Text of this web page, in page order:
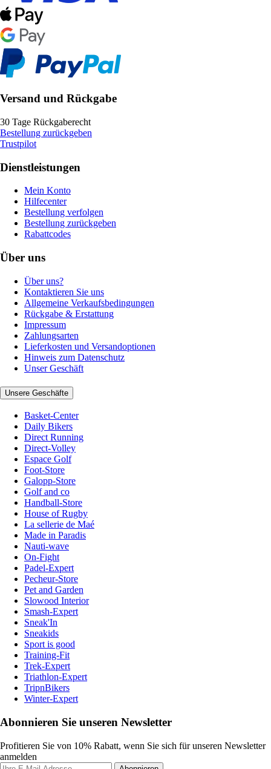
Versand und Rückgabe
30 Tage Rückgaberecht
Bestellung zurückgeben
Trustpilot
Dienstleistungen
Mein Konto
Hilfecenter
Bestellung verfolgen
Bestellung zurückgeben
Rabattcodes
Über uns
Über uns?
Kontaktieren Sie uns
Allgemeine Verkaufsbedingungen
Rückgabe & Erstattung
Impressum
Zahlungsarten
Lieferkosten und Versandoptionen
Hinweis zum Datenschutz
Unser Geschäft
Unsere Geschäfte
Basket-Center
Daily Bikers
Direct Running
Direct-Volley
Espace Golf
Foot-Store
Galopp-Store
Golf and co
Handball-Store
House of Rugby
La sellerie de Maé
Made in Paradis
Nauti-wave
On-Fight
Padel-Expert
Pecheur-Store
Pet and Garden
Slowood Interior
Smash-Expert
Sneak'In
Sneakids
Sport is good
Training-Fit
Trek-Expert
Triathlon-Expert
TripnBikers
Winter-Expert
Abonnieren Sie unseren Newsletter
Profitieren Sie von 10% Rabatt, wenn Sie sich für unseren Newsletter
anmelden